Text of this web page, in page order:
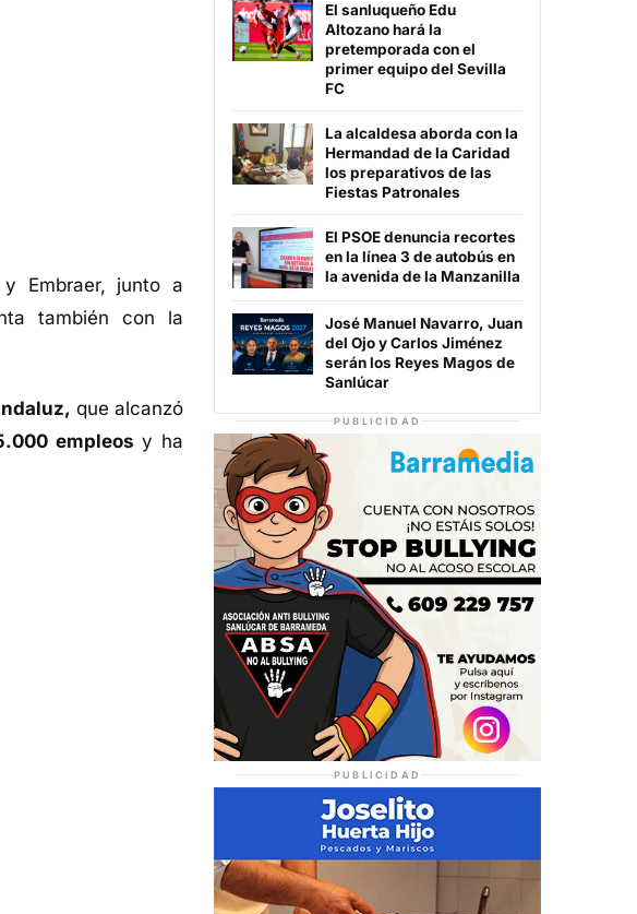
y Embraer, junto a
también con la
que alcanzó
empleos y ha
El sanluqueño Edu
Altozano hará la
pretemporada con el
primer equipo del Sevilla
FC
La alcaldesa aborda con la
Hermandad de la Caridad
los preparativos de las
Fiestas Patronales
El PSOE denuncia recortes
en la línea 3 de autobús en
la avenida de la Manzanilla
José Manuel Navarro, Juan
del Ojo y Carlos Jiménez
serán los Reyes Magos de
Sanlúcar
PUBLICIDAD
PUBLICIDAD